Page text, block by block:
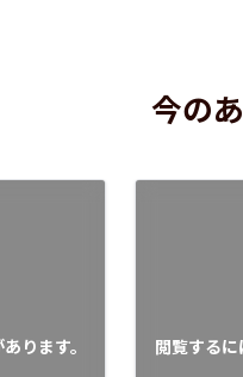
今の
ります。 閲覧するに